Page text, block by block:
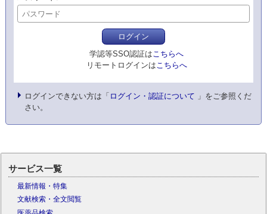
ログイン
学認等SSO認証はこちらへ
リモートログインはこちらへ
ログインできない方は「 ログイン・認証について 」をご参照くだ
さい。
サービス一覧
最新情報・特集
文献検索・全文閲覧